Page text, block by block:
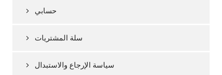
حسابي
سلة المشتريات
سياسة الإرجاع والاستبدال